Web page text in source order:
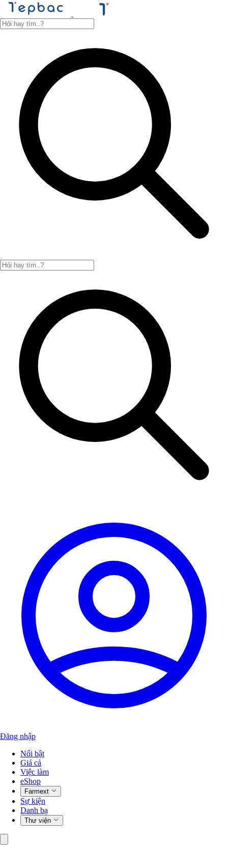
Đăng nhập
Nổi bật
Giá cả
Việc làm
eShop
Farmext
Sự kiện
Danh bạ
Thư viện